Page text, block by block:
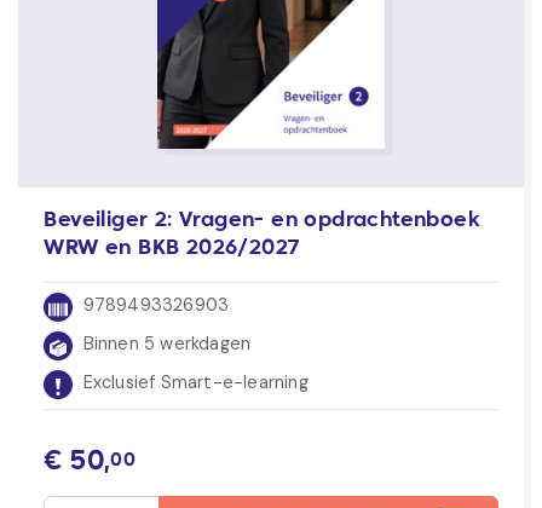
Beveiliger 2: Vragen- en opdrachtenboek
WRW en BKB 2026/2027
9789493326903
Binnen 5 werkdagen
Exclusief Smart-e-learning
€ 50,00